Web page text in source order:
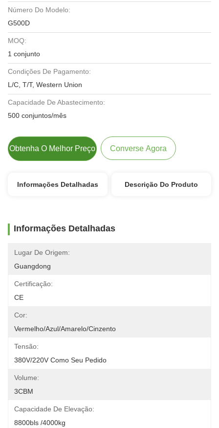
Número Do Modelo:
G500D
MOQ:
1 conjunto
Condições De Pagamento:
L/C, T/T, Western Union
Capacidade De Abastecimento:
500 conjuntos/mês
Obtenha O Melhor Preço Converse Agora
Informações Detalhadas Descrição Do Produto
Informações Detalhadas
Lugar De Origem:
Guangdong
Certificação:
CE
Cor:
Vermelho/azul/amarelo/cinzento
Tensão:
380V/220V Como Seu Pedido
Volume:
3CBM
Capacidade De Elevação:
8800bls /4000kg